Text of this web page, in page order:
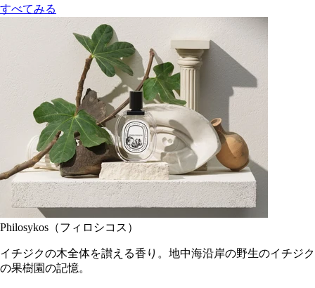
すべてみる
Philosykos（フィロシコス）
イチジクの木全体を讃える香り。地中海沿岸の野生のイチジク
の果樹園の記憶。